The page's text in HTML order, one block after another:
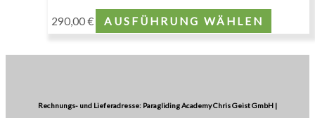
290,00€ AUSFÜHRUNG WÄHLEN
Rechnungs- und Lieferadresse: Paragliding Academy Chris Geist GmbH |